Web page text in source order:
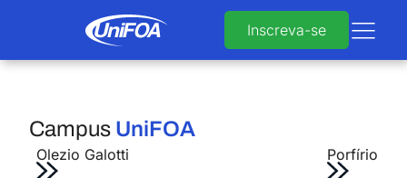
Inscreva-se
Campus UniFOA
Olezio Galotti
Porfírio